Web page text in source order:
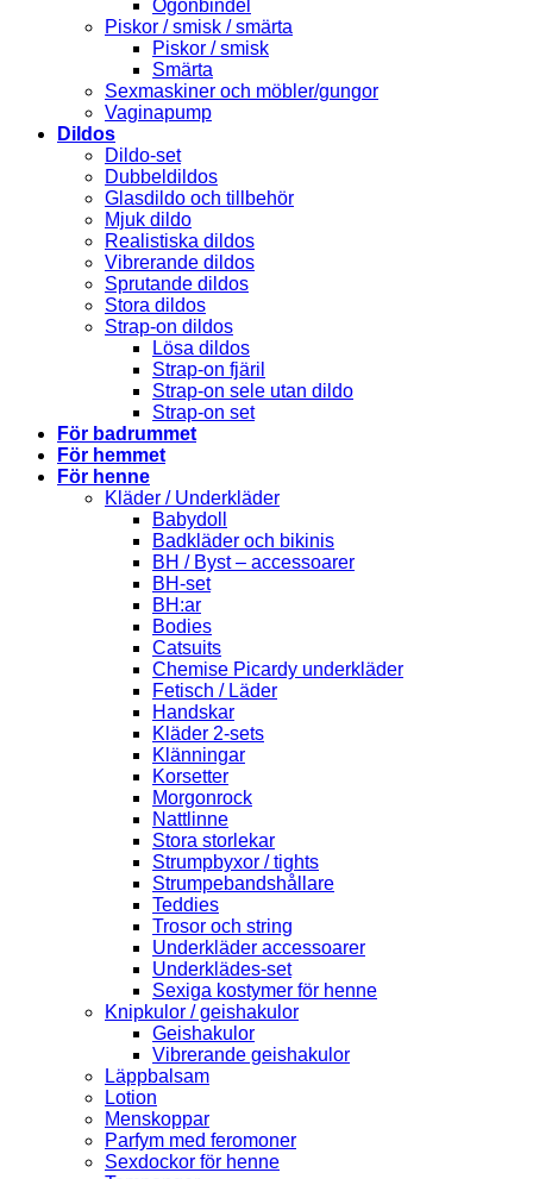
Ögonbindel
Piskor / smisk / smärta
Piskor / smisk
Smärta
Sexmaskiner och möbler/gungor
Vaginapump
Dildos
Dildo-set
Dubbeldildos
Glasdildo och tillbehör
Mjuk dildo
Realistiska dildos
Vibrerande dildos
Sprutande dildos
Stora dildos
Strap-on dildos
Lösa dildos
Strap-on fjäril
Strap-on sele utan dildo
Strap-on set
För badrummet
För hemmet
För henne
Kläder / Underkläder
Babydoll
Badkläder och bikinis
BH / Byst – accessoarer
BH-set
BH:ar
Bodies
Catsuits
Chemise Picardy underkläder
Fetisch / Läder
Handskar
Kläder 2-sets
Klänningar
Korsetter
Morgonrock
Nattlinne
Stora storlekar
Strumpbyxor / tights
Strumpebandshållare
Teddies
Trosor och string
Underkläder accessoarer
Underklädes-set
Sexiga kostymer för henne
Knipkulor / geishakulor
Geishakulor
Vibrerande geishakulor
Läppbalsam
Lotion
Menskoppar
Parfym med feromoner
Sexdockor för henne